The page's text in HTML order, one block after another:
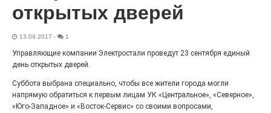
Радость в квадрате! На этой неделе электростальцев
открытых дверей
13.09.2017 - 1
Управляющие компании Электростали проведут 23 сентября единый
день открытых дверей.
Суббота выбрана специально, чтобы все жители города могли
напрямую обратиться к первым лицам УК «Центральное», «Северное»,
«Юго-Западное» и «Восток-Сервис» со своими вопросами,